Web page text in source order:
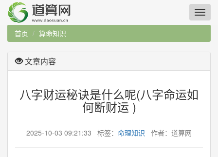
首页 算命知识
文章内容
八字财运秘诀是什么呢(八字命运如
何断财运 )
2025-10-03 09:21:33 标签： 命理知识 作者：道算网